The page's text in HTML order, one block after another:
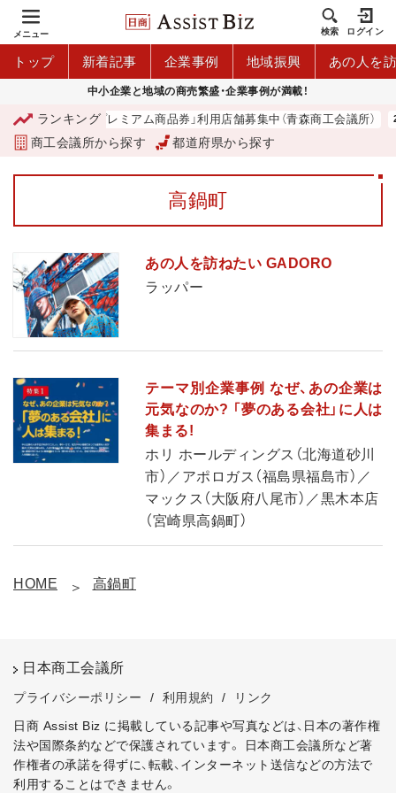
メニュー 検索 ログイン
トップ 新着記事 企業事例 地域振興 あの人を
中小企業と地域の商売繁盛・企業事例が満載！
ランキング
「青森市プレミアム商品券」利用店舗募集中（青森商工会議所）
商工会議所から探す 都道府県から探す
高鍋町
あの人を訪ねたい GADORO
ラッパー
テーマ別企業事例 なぜ、あの企業は
元気なのか? 「夢のある会社」に人は
集まる!
ホリ ホールディングス（北海道砂川
市）／アポロガス（福島県福島市）／
マックス（大阪府八尾市）／黒木本店
（宮崎県高鍋町）
HOME 高鍋町
日本商工会議所
プライバシーポリシー / 利用規約 /
リンク
日商 Assist Biz に掲載している記事や写真などは、日本の著作権
法や国際条約などで保護されています。
日本商工会議所など著
作権者の承諾を得ずに、転載、インターネット送信などの方法で
利用することはできません。